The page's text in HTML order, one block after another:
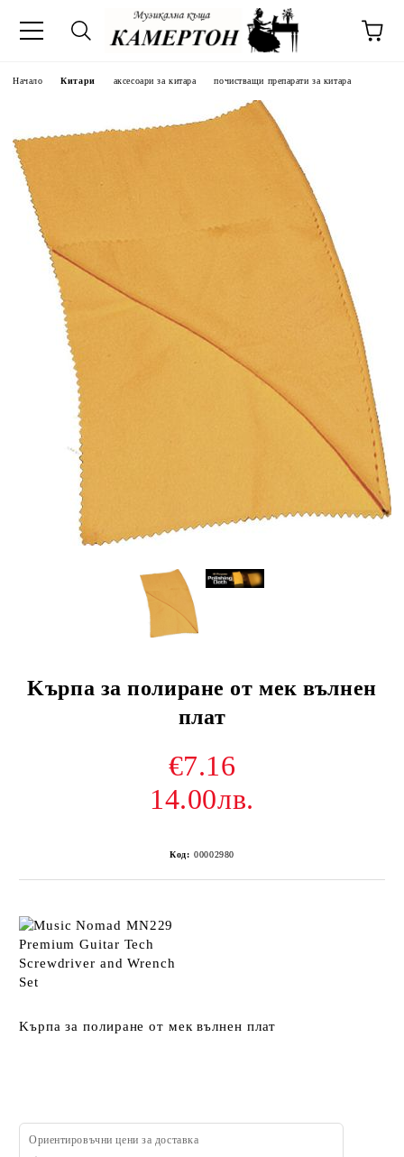
Начало Китари аксесоари за китара почистващи препарати за китара
Kърпа за полиране от мек вълнен
плат
€7.16
14.00лв.
Код: 00002980
Kърпа за полиране от мек вълнен плат
Ориентировъчни цени за доставка